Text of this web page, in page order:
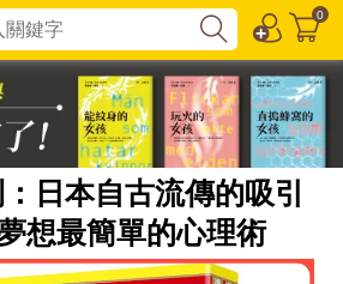
0
日本自古流傳的吸引
想最簡單的心理術